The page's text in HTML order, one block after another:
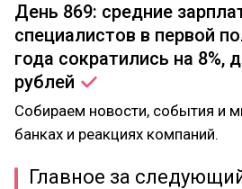
День 869: средние
специалистов в первой
года сократились на 8%,
рублей
Собираем новости, события и
банках и реакциях компаний.
Главное за